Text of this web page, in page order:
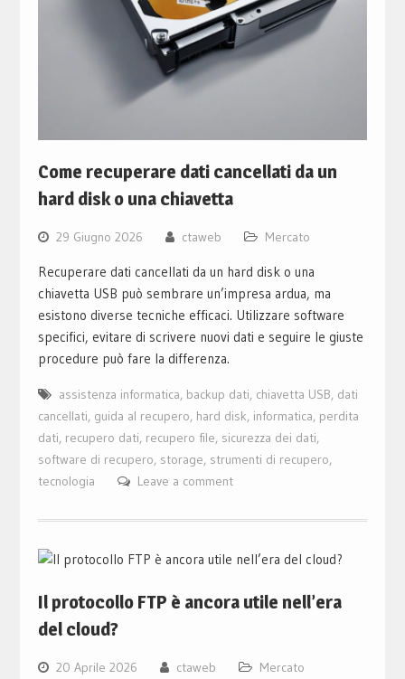
Come recuperare dati cancellati da un
hard disk o una chiavetta
29 Giugno 2026 ctaweb Mercato
Recuperare dati cancellati da un hard disk o una
chiavetta USB può sembrare un’impresa ardua, ma
esistono diverse tecniche efficaci. Utilizzare software
specifici, evitare di scrivere nuovi dati e seguire le giuste
procedure può fare la differenza.
assistenza informatica, backup dati, chiavetta USB, dati
cancellati, guida al recupero, hard disk, informatica, perdita
dati, recupero dati, recupero file, sicurezza dei dati,
software di recupero, storage, strumenti di recupero,
tecnologia
Leave a comment
Il protocollo FTP è ancora utile nell’era
del cloud?
20 Aprile 2026 ctaweb Mercato